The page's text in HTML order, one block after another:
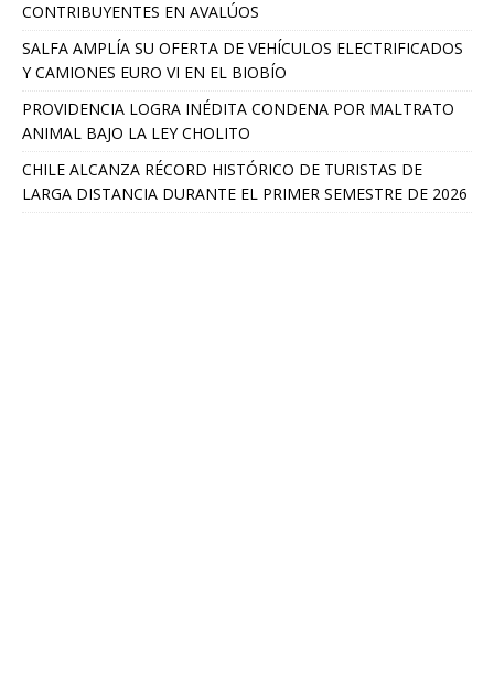
CONTRIBUYENTES EN AVALÚOS
SALFA AMPLÍA SU OFERTA DE VEHÍCULOS ELECTRIFICADOS
Y CAMIONES EURO VI EN EL BIOBÍO
PROVIDENCIA LOGRA INÉDITA CONDENA POR MALTRATO
ANIMAL BAJO LA LEY CHOLITO
CHILE ALCANZA RÉCORD HISTÓRICO DE TURISTAS DE
LARGA DISTANCIA DURANTE EL PRIMER SEMESTRE DE 2026